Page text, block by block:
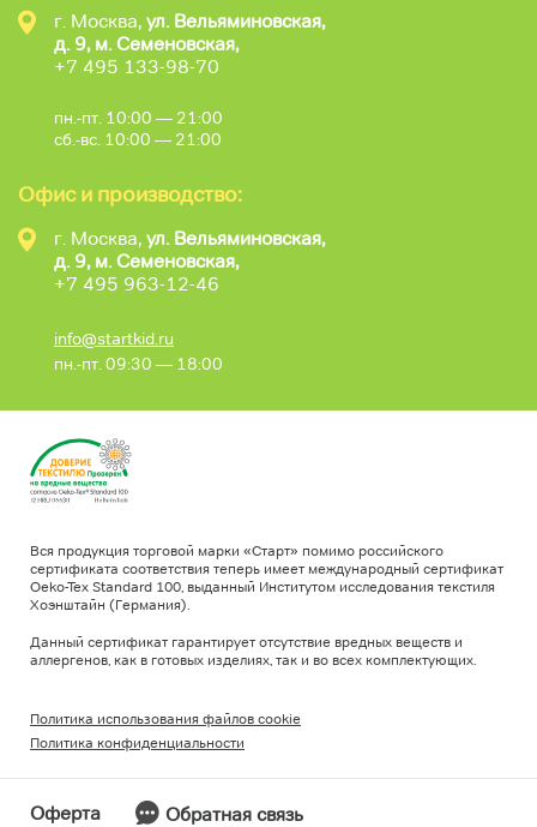
г. Москва, ул. Вельяминовская,
д. 9, м. Семеновская,
+7 495 133-98-70
пн.-пт. 10:00 — 21:00
сб.-вс. 10:00 — 21:00
Офис и производство:
г. Москва, ул. Вельяминовская,
д. 9, м. Семеновская,
+7 495 963-12-46
info@startkid.ru
пн.-пт. 09:30 — 18:00
Оферта Обратная связь
Вся продукция торговой марки «Старт» помимо российского
сертификата соответствия теперь имеет международный сертификат
Oeko-Tex Standard 100, выданный Институтом исследования текстиля
Хоэнштайн (Германия).
Данный сертификат гарантирует отсутствие вредных веществ и
аллергенов, как в готовых изделиях, так и во всех комплектующих.
Политика использования файлов cookie
Политика конфиденциальности